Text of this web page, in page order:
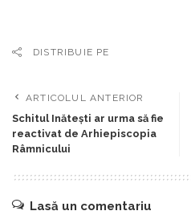
DISTRIBUIE PE
ARTICOLUL ANTERIOR
Schitul Inăteşti ar urma să fie
reactivat de Arhiepiscopia
Râmnicului
Lasă un comentariu